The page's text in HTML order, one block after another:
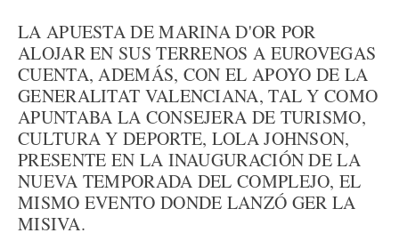
LA APUESTA DE MARINA D'OR POR
ALOJAR EN SUS TERRENOS A EUROVEGAS
CUENTA, ADEMÁS, CON EL APOYO DE LA
GENERALITAT VALENCIANA, TAL Y COMO
APUNTABA LA CONSEJERA DE TURISMO,
CULTURA Y DEPORTE, LOLA JOHNSON,
PRESENTE EN LA INAUGURACIÓN DE LA
NUEVA TEMPORADA DEL COMPLEJO, EL
MISMO EVENTO DONDE LANZÓ GER LA
MISIVA.